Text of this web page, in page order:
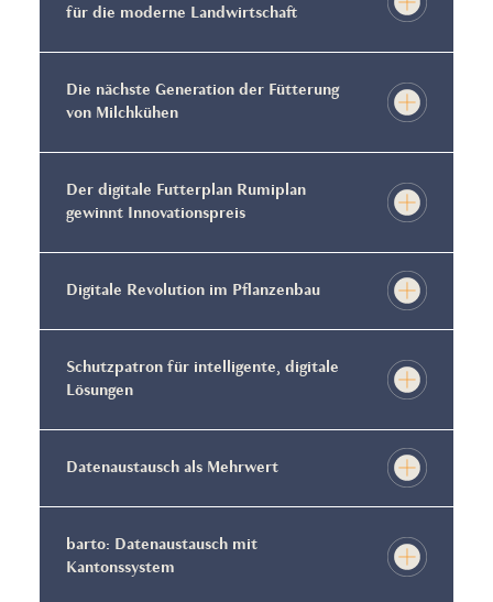
für die moderne Landwirtschaft
Die nächste Generation der Fütterung
von Milchkühen
Der digitale Futterplan Rumiplan
gewinnt Innovationspreis
Digitale Revolution im Pflanzenbau
Schutzpatron für intelligente, digitale
Lösungen
Datenaustausch als Mehrwert
barto: Datenaustausch mit
Kantonssystem